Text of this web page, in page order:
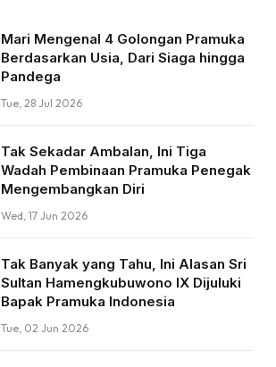
Mari Mengenal 4 Golongan Pramuka
Berdasarkan Usia, Dari Siaga hingga
Pandega
Tue, 28 Jul 2026
Tak Sekadar Ambalan, Ini Tiga
Wadah Pembinaan Pramuka Penegak
Mengembangkan Diri
Wed, 17 Jun 2026
Tak Banyak yang Tahu, Ini Alasan Sri
Sultan Hamengkubuwono IX Dijuluki
Bapak Pramuka Indonesia
Tue, 02 Jun 2026